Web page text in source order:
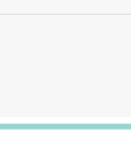
トの方へ